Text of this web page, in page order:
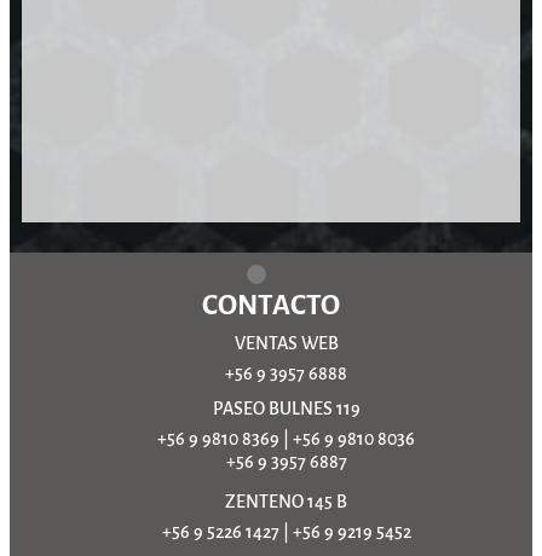
CONTACTO
VENTAS WEB
+56 9 3957 6888
PASEO BULNES 119
+56 9 9810 8369
+56 9 9810 8036
+56 9 3957 6887
ZENTENO 145 B
+56 9 5226 1427| +56 9 9219 5452